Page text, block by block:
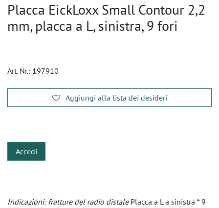
Placca EickLoxx Small Contour 2,2
mm, placca a L, sinistra, 9 fori
Art. Nr.: 197910
Aggiungi alla lista dei desideri
Accedi
Indicazioni: fratture del radio distale Placca a L a sinistra * 9